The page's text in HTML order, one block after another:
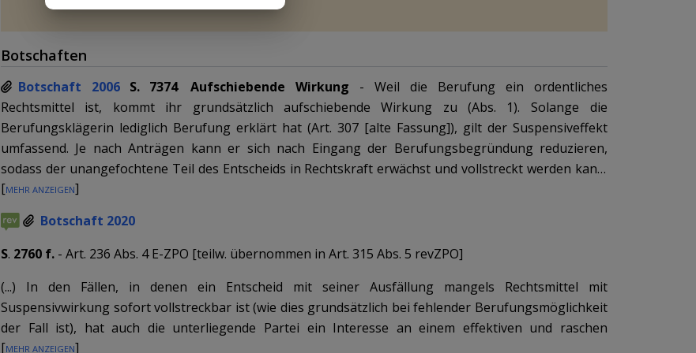
Botschaften
Botschaft 2006 S. 7374 Aufschiebende Wirkung - Weil die Berufung ein ordentliches
Rechtsmittel ist, kommt ihr grundsätzlich aufschiebende Wirkung zu (Abs. 1). Solange die
Berufungsklägerin lediglich Berufung erklärt hat (Art. 307 [alte Fassung]), gilt der Suspensiveffekt
umfassend. Je nach Anträgen kann er sich nach Eingang der Berufungsbegründung reduzieren,
sodass der unangefochtene Teil des Entscheids in Rechtskraft erwächst und vollstreckt werden kann.
DieseTeilrechtskraft
Rechtskraft
Vollstreckung bewilligen, so dass auch ein formell noch nicht rechtskräftiger Entscheid vollstreckt
werden darf (Abs. 2). Die sofortige Vollstreckung kann etwa beim Rechtsschutz in klaren Fällen (
Rechtskraft zur definitiven Rechtsöffnung führt (vgl. Art. 79 E-SchKG, Ziff. 17 des Anhangs). Die damit
verbundene Erleichterung der Vollstreckung liegt im Interesse eines zeitgerechten Rechtsschutzes.
Entsprechend der Forderung einzelner Vernehmlassungsteilnehmerinnen und -teilnehmer kann die
[Mehr anzeigen]
Botschaft 2020
S. 2760 f. - Art. 236 Abs. 4 E-ZPO [teilw. übernommen in Art. 315 Abs. 5 revZPO]
(...) In den Fällen, in denen ein Entscheid mit seiner Ausfällung mangels Rechtsmittel mit
Suspensivwirkung sofort vollstreckbar ist (wie dies grundsätzlich bei fehlender Berufungsmöglichkeit
der Fall ist), hat auch die unterliegende Partei ein Interesse an einem effektiven und raschen
Rechtsschutz und damit daran, dass ihr auf Antrag bereits das entscheidende Gericht insofern zu Hilfe
[Mehr anzeigen]